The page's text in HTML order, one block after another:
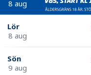
8 aug
Lör
8 aug
Sön
9 aug